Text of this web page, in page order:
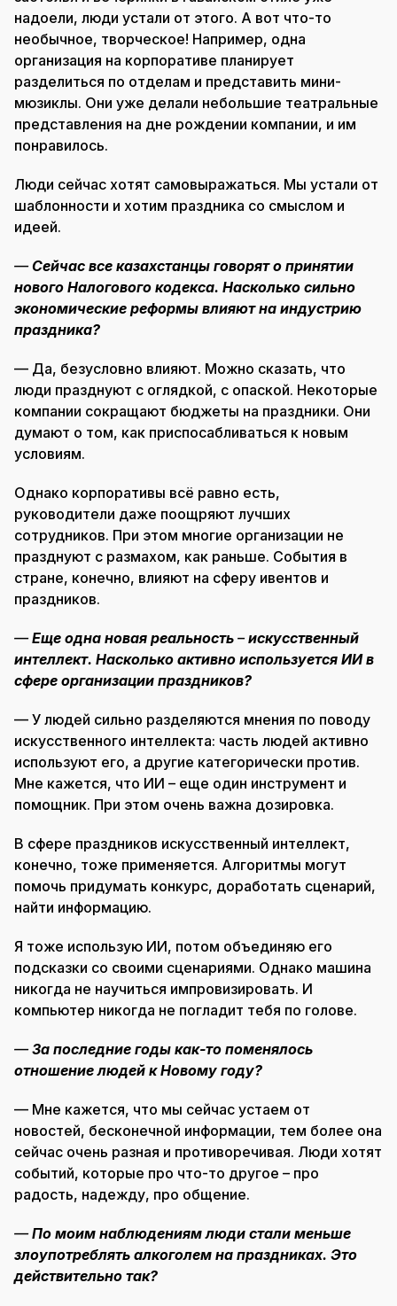
надоели, люди устали от этого. А вот что-то
необычное, творческое! Например, одна
организация на корпоративе планирует
разделиться по отделам и представить мини-
мюзиклы. Они уже делали небольшие театральные
представления на дне рождении компании, и им
понравилось.
Люди сейчас хотят самовыражаться. Мы устали от
шаблонности и хотим праздника со смыслом и
идеей.
—Сейчас все казахстанцы говорят о принятии
нового Налогового кодекса. Насколько сильно
экономические реформы влияют на индустрию
праздника?
— Да, безусловно влияют. Можно сказать, что
люди празднуют с оглядкой, с опаской. Некоторые
компании сокращают бюджеты на праздники. Они
думают о том, как приспосабливаться к новым
условиям.
Однако корпоративы всё равно есть,
руководители даже поощряют лучших
сотрудников. При этом многие организации не
празднуют с размахом, как раньше. События в
стране, конечно, влияют на сферу ивентов и
праздников.
—Еще одна новая реальность –искусственный
интеллект. Насколько активно используется ИИ в
сфере организации праздников?
— У людей сильно разделяются мнения по поводу
искусственного интеллекта: часть людей активно
используют его, а другие категорически против.
Мне кажется, что ИИ – еще один инструмент и
помощник. При этом очень важна дозировка.
В сфере праздников искусственный интеллект,
конечно, тоже применяется. Алгоритмы могут
помочь придумать конкурс, доработать сценарий,
найти информацию.
Я тоже использую ИИ, потом объединяю его
подсказки со своими сценариями. Однако машина
никогда не научиться импровизировать. И
компьютер никогда не погладит тебя по голове.
—За последние годы как-то поменялось
отношение людей к Новому году?
— Мне кажется, что мы сейчас устаем от
новостей, бесконечной информации, тем более она
сейчас очень разная и противоречивая. Люди хотят
событий, которые про что-то другое – про
радость, надежду, про общение.
—По моим наблюдениям люди стали меньше
злоупотреблять алкоголем на праздниках. Это
действительно так?